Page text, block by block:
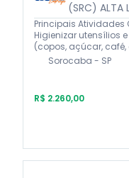
(SRC) ALTA
Principais
Higienizar utensílios
(copos, açúcar,
Sorocaba - SP
R$ 2.260,00